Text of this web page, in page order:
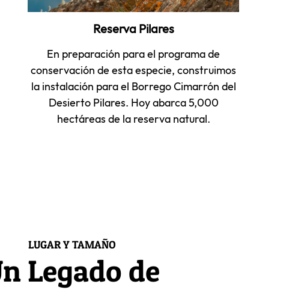
Reserva Pilares
En preparación para el programa de
conservación de esta especie, construimos
la instalación para el Borrego Cimarrón del
Desierto Pilares. Hoy abarca 5,000
hectáreas de la reserva natural.
LUGAR Y TAMAÑO
Legado de